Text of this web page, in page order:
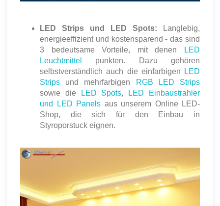
LED Strips und LED Spots: Langlebig,
energieeffizient und kostensparend - das sind
3 bedeutsame Vorteile, mit denen
LED
Leuchtmittel
punkten. Dazu gehören
selbstverständlich auch die einfarbigen
LED
Strips und mehrfarbigen
RGB LED Strips
sowie die
LED Spots,
LED Einbaustrahler
und LED Panels aus unserem Online LED-
Shop, die sich für den Einbau in
Styroporstuck eignen.